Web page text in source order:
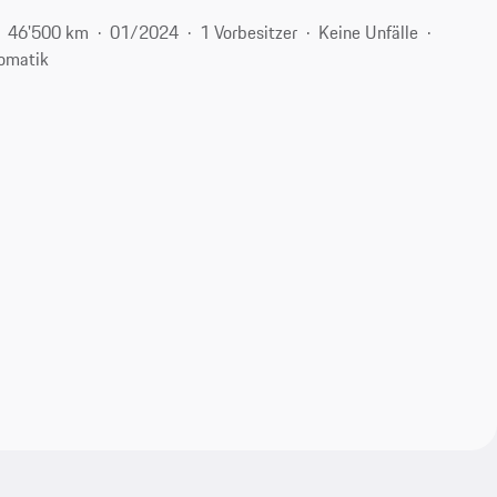
46'500 km 01/2024 1 Vorbesitzer
Keine Unfälle